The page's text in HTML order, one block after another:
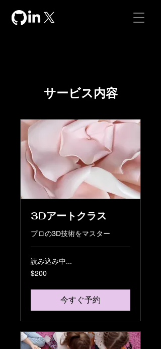
サービス内容
3Dアートクラス
プロの3D技術をマスター
読み込み中...
200
米
ル
$200
今すぐ予約